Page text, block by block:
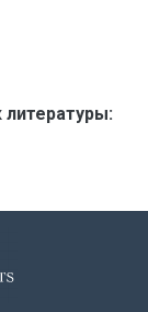
литературы: